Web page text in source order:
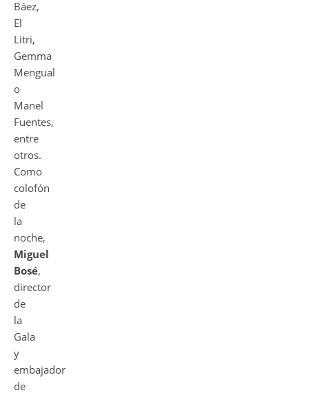
Báez,
El
Litri,
Gemma
Mengual
o
Manel
Fuentes,
entre
otros.
Como
colofón
de
la
noche,
Miguel
Bosé,
director
de
la
Gala
y
embajador
de